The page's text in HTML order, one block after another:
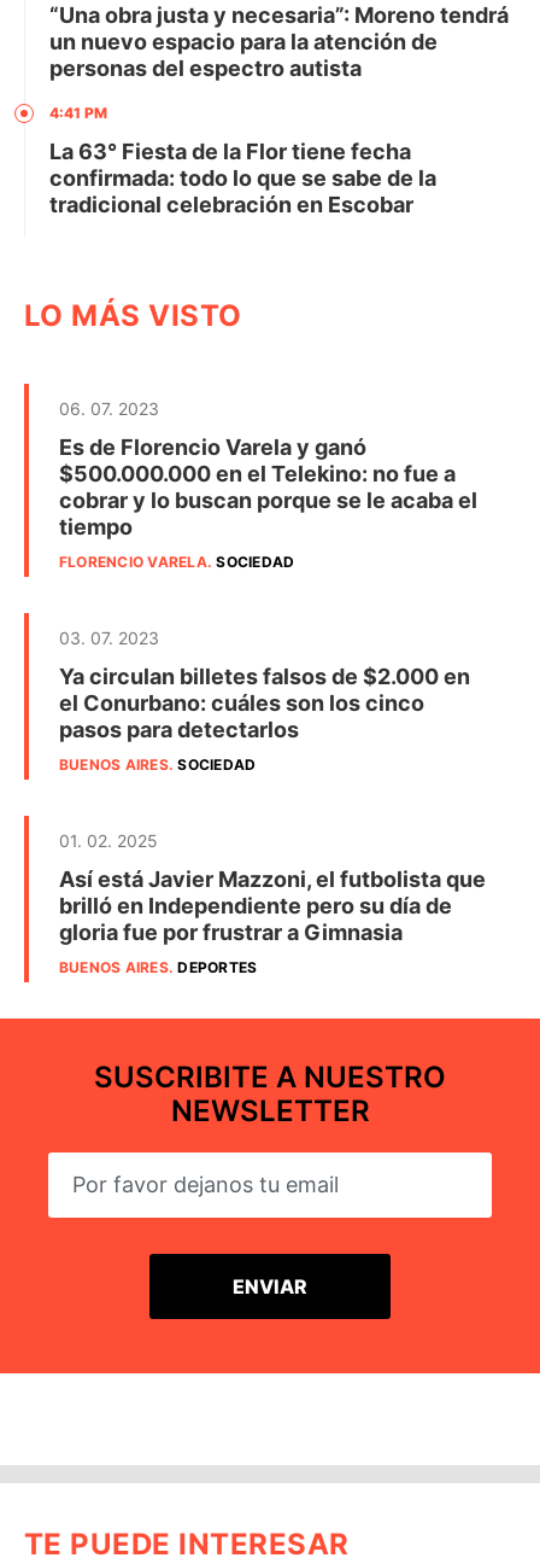
“Una obra justa y necesaria”: Moreno tendrá
un nuevo espacio para la atención de
personas del espectro autista
4:41 PM
La 63° Fiesta de la Flor tiene fecha
confirmada: todo lo que se sabe de la
tradicional celebración en Escobar
LO MÁS VISTO
06. 07. 2023
Es de Florencio Varela y ganó
$500.000.000 en el Telekino: no fue a
cobrar y lo buscan porque se le acaba el
tiempo
FLORENCIO VARELA.SOCIEDAD
03. 07. 2023
Ya circulan billetes falsos de $2.000 en
el Conurbano: cuáles son los cinco
pasos para detectarlos
BUENOS AIRES.SOCIEDAD
01. 02. 2025
Así está Javier Mazzoni, el futbolista que
brilló en Independiente pero su día de
gloria fue por frustrar a Gimnasia
BUENOS AIRES.DEPORTES
SUSCRIBITE A NUESTRO
NEWSLETTER
TE PUEDE INTERESAR